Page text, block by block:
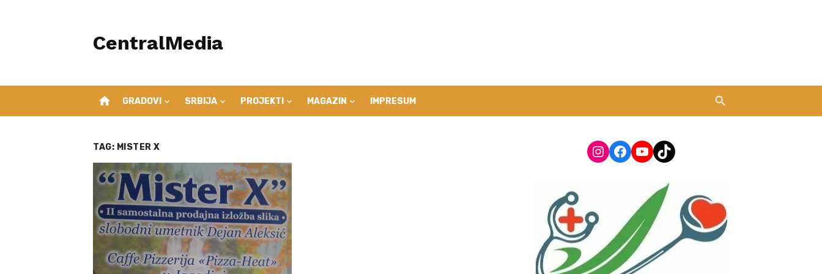
CentralMedia
home GRADOVI SRBIJA PROJEKTI MAGAZIN IMPRESUM
TAG: MISTER X Instagram
Facebook
YouTube
TikTok